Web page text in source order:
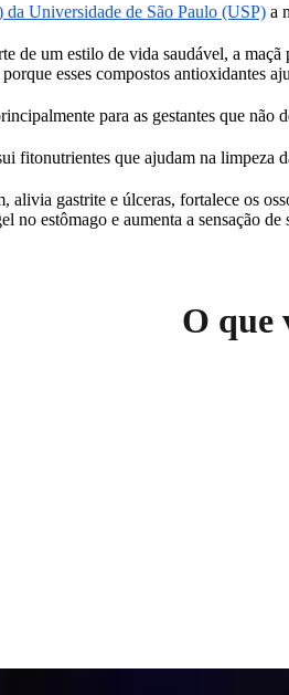
da Universidade de São Paulo (USP) a
de um estilo de vida saudável, a
esses compostos
para as gestantes que não
fitonutrientes que ajudam na limpeza
gastrite e úlceras, fortalece os
no estômago e aumenta a sensação de
O que